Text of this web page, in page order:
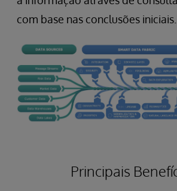
com base nas conclusões iniciais.
Principais